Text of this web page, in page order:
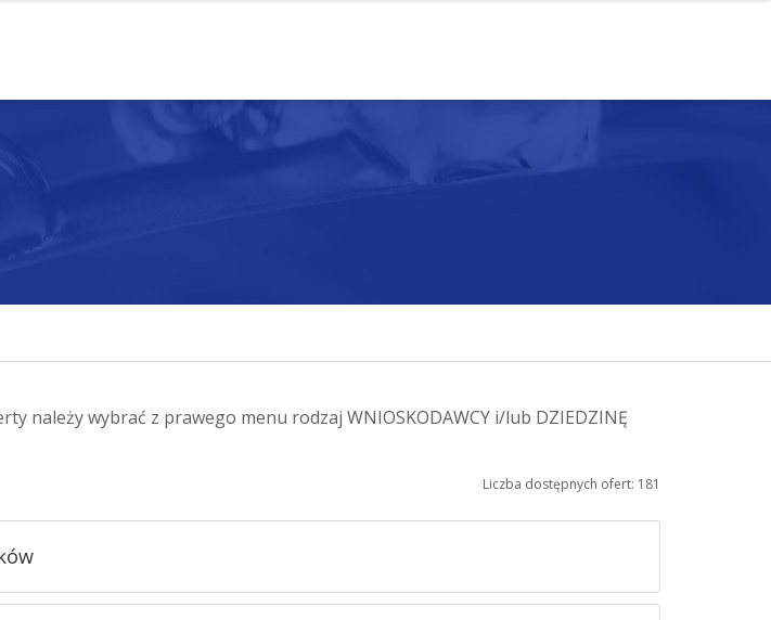
należy wybrać z prawego menu rodzaj WNIOSKODAWCY i/lub DZIEDZINĘ
Liczba dostępnych ofert: 181